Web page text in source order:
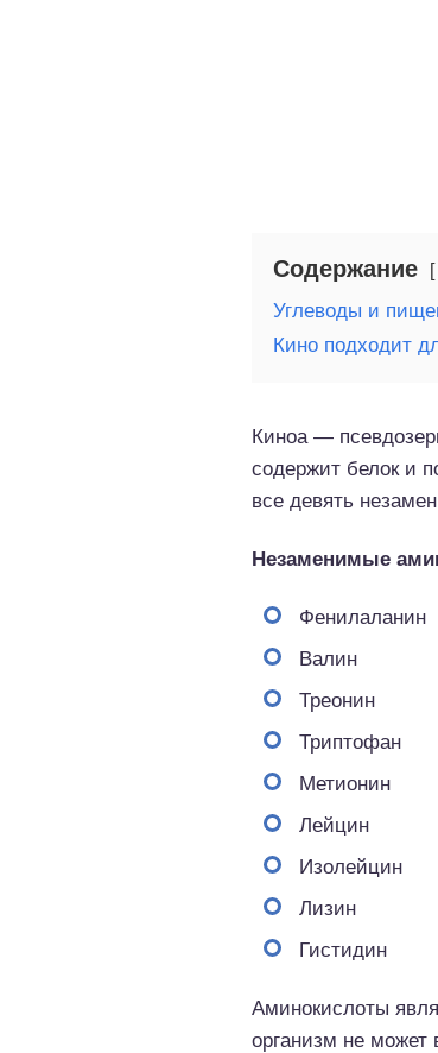
Содержание
Углеводы и
Кино подходит
Киноа —
содержит белок и
все девять
Незаменимые
Фенилаланин
Валин
Треонин
Триптофан
Метионин
Лейцин
Изолейцин
Лизин
Гистидин
Аминокислоты
организм не